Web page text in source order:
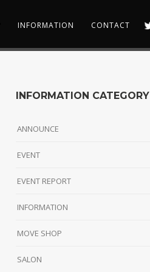
INFORMATION CONTACT
INFORMATION CATEGORY
ANNOUNCE
EVENT
EVENT REPORT
INFORMATION
MOVE SHOP
SALON